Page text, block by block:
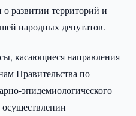
развитии территорий и
народных депутатов.
касающиеся направления
Правительства по
эпидемиологического